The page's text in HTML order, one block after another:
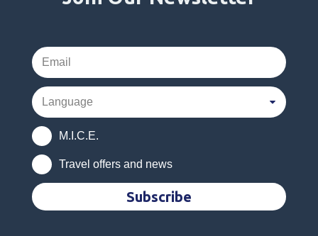
M.I.C.E.
Travel offers and news
Subscribe